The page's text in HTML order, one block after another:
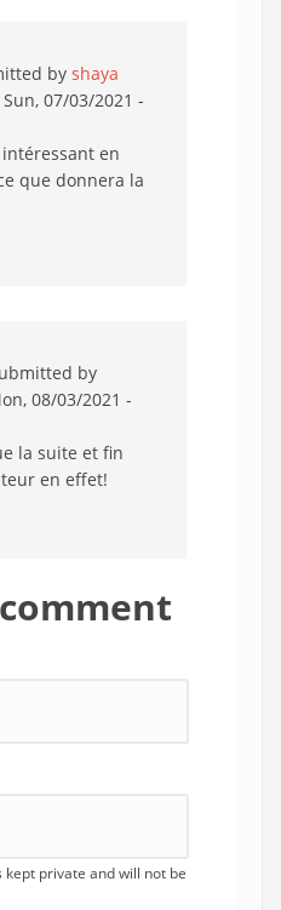
by shaya
07/03/2021 -
en
que donnera la
by
08/03/2021 -
la suite et fin
en effet!
private and will not be